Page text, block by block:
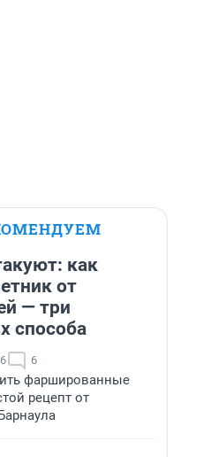
как
от
— три
способа
6
фаршированные
рецепт от